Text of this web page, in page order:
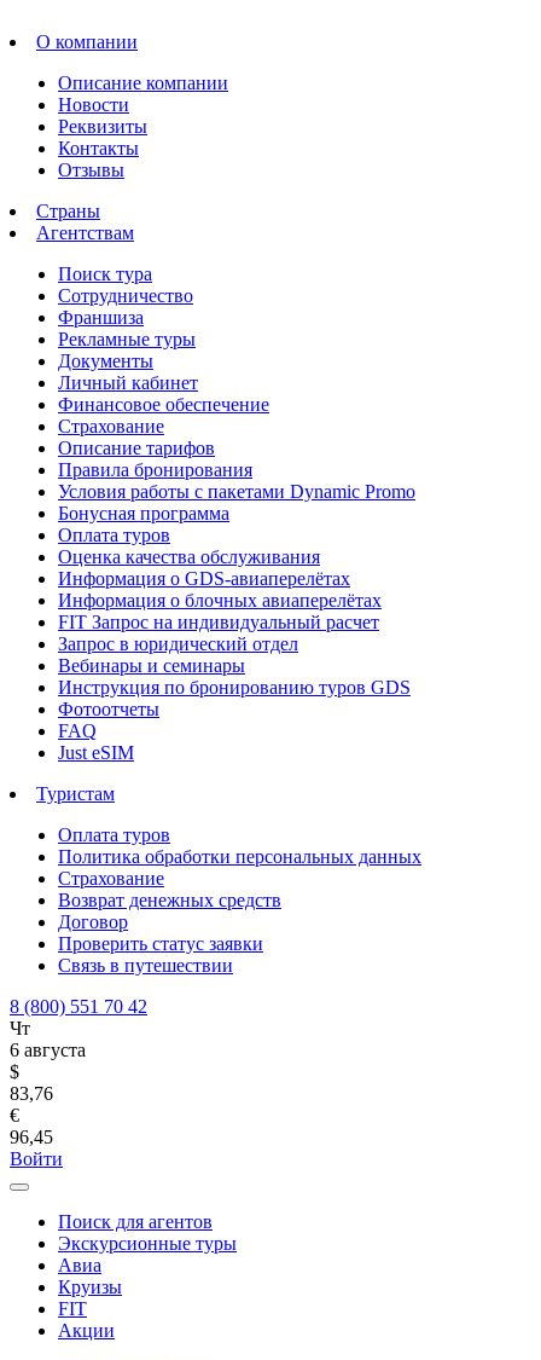
О компании
Описание компании
Новости
Реквизиты
Контакты
Отзывы
Страны
Агентствам
Поиск тура
Сотрудничество
Франшиза
Рекламные туры
Документы
Личный кабинет
Финансовое обеспечение
Страхование
Описание тарифов
Правила бронирования
Условия работы с пакетами Dynamic Promo
Бонусная программа
Оплата туров
Оценка качества обслуживания
Информация о GDS-авиаперелётах
Информация о блочных авиаперелётах
FIT Запрос на индивидуальный расчет
Запрос в юридический отдел
Вебинары и семинары
Инструкция по бронированию туров GDS
Фотоотчеты
FAQ
Just eSIM
Туристам
Оплата туров
Политика обработки персональных данных
Страхование
Возврат денежных средств
Договор
Проверить статус заявки
Связь в путешествии
8 (800) 551 70 42
Чт
6 августа
$
83,76
€
96,45
Войти
Поиск для агентов
Экскурсионные туры
Авиа
Круизы
FIT
Акции